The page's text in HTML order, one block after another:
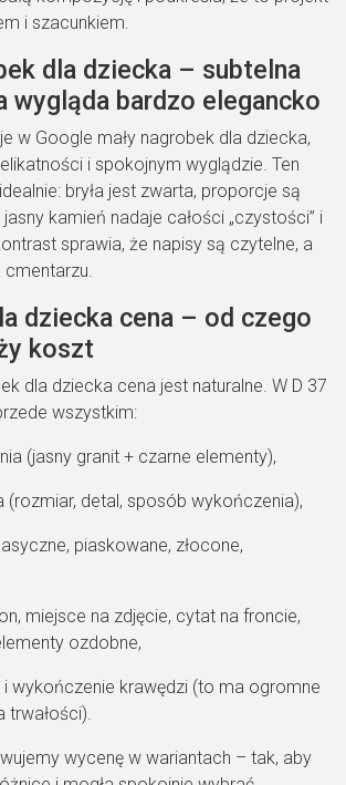
i szacunkiem.
dla dziecka – subtelna
wygląda bardzo elegancko
w Google mały nagrobek dla dziecka,
i spokojnym wyglądzie. Ten
bryła jest zwarta, proporcje są
kamień nadaje całości „czystości” i
sprawia, że napisy są czytelne, a
dziecka cena – od czego
koszt
dla dziecka cena jest naturalne. W D 37
wszystkim:
(jasny granit + czarne elementy),
(rozmiar, detal, sposób wykończenia),
piaskowane, złocone,
miejsce na zdjęcie, cytat na froncie,
ozdobne,
i wykończenie krawędzi (to ma ogromne
trwałości).
wycenę w wariantach – tak, aby